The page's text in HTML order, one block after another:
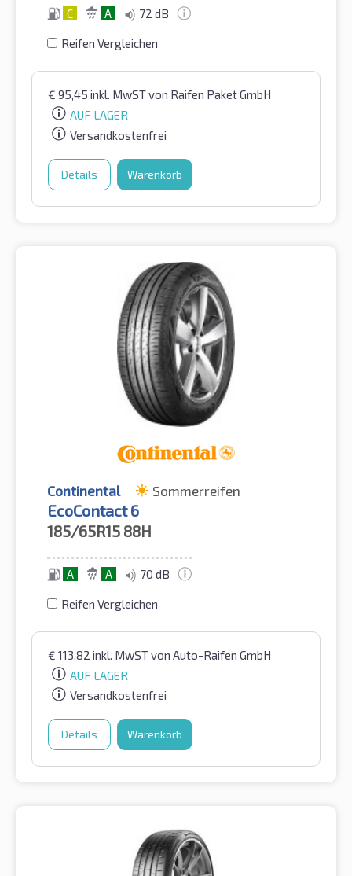
C A 72 dB
Reifen Vergleichen
€ 95,45 inkl. MwSTvon Raifen Paket GmbH
AUF LAGER
Versandkostenfrei
Details Warenkorb
Continental Sommerreifen
EcoContact 6
185/65R15 88H
A A 70 dB
Reifen Vergleichen
€ 113,82 inkl. MwSTvon Auto-Raifen GmbH
AUF LAGER
Versandkostenfrei
Details Warenkorb